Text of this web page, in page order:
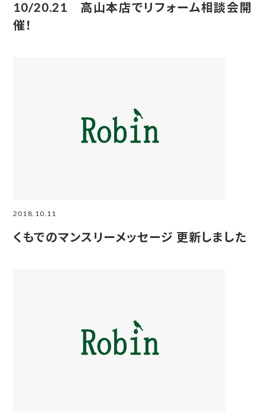
10/20.21 高山本店でリフォーム相談会開
催！
2018.10.11
くもでのマンスリーメッセージ 更新しました